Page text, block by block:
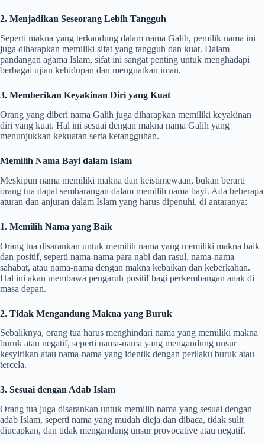
2. Menjadikan Seseorang Lebih Tangguh
Seperti makna yang terkandung dalam nama Galih, pemilik nama ini
juga diharapkan memiliki sifat yang tangguh dan kuat. Dalam
pandangan agama Islam, sifat ini sangat penting untuk menghadapi
berbagai ujian kehidupan dan menguatkan iman.
3. Memberikan Keyakinan Diri yang Kuat
Orang yang diberi nama Galih juga diharapkan memiliki keyakinan
diri yang kuat. Hal ini sesuai dengan makna nama Galih yang
menunjukkan kekuatan serta ketangguhan.
Memilih Nama Bayi dalam Islam
Meskipun nama memiliki makna dan keistimewaan, bukan berarti
orang tua dapat sembarangan dalam memilih nama bayi. Ada beberapa
aturan dan anjuran dalam Islam yang harus dipenuhi, di antaranya:
1. Memilih Nama yang Baik
Orang tua disarankan untuk memilih nama yang memiliki makna baik
dan positif, seperti nama-nama para nabi dan rasul, nama-nama
sahabat, atau nama-nama dengan makna kebaikan dan keberkahan.
Hal ini akan membawa pengaruh positif bagi perkembangan anak di
masa depan.
2. Tidak Mengandung Makna yang Buruk
Sebaliknya, orang tua harus menghindari nama yang memiliki makna
buruk atau negatif, seperti nama-nama yang mengandung unsur
kesyirikan atau nama-nama yang identik dengan perilaku buruk atau
tercela.
3. Sesuai dengan Adab Islam
Orang tua juga disarankan untuk memilih nama yang sesuai dengan
adab Islam, seperti nama yang mudah dieja dan dibaca, tidak sulit
diucapkan, dan tidak mengandung unsur provocative atau negatif.